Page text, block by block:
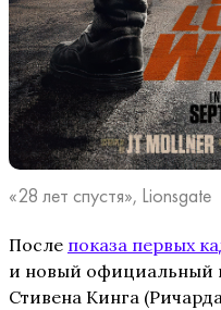
«28 лет спустя», Lionsgate
После показа первых
и новый официальный
Стивена Кинга